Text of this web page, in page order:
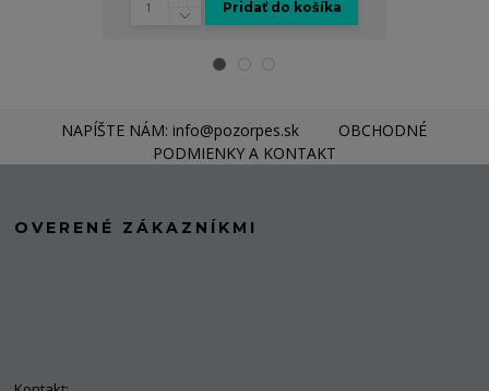
Pridať do košíka
NAPÍŠTE NÁM: info@pozorpes.sk
OBCHODNÉ
PODMIENKY A KONTAKT
OVERENÉ ZÁKAZNÍKMI